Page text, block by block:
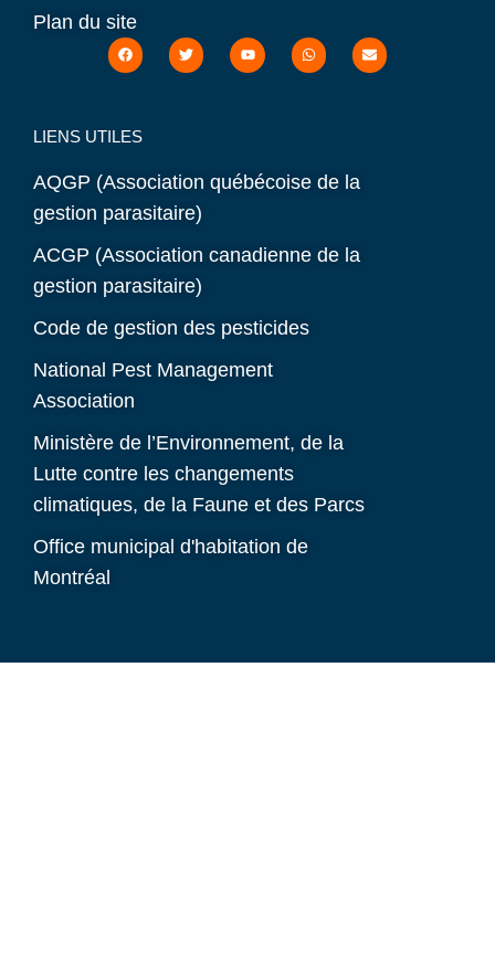
Plan du site
LIENS UTILES
AQGP (Association québécoise de la
gestion parasitaire)
ACGP (Association canadienne de la
gestion parasitaire)
Code de gestion des pesticides
National Pest Management
Association
Ministère de l’Environnement, de la
Lutte contre les changements
climatiques, de la Faune et des Parcs
Office municipal d'habitation de
Montréal